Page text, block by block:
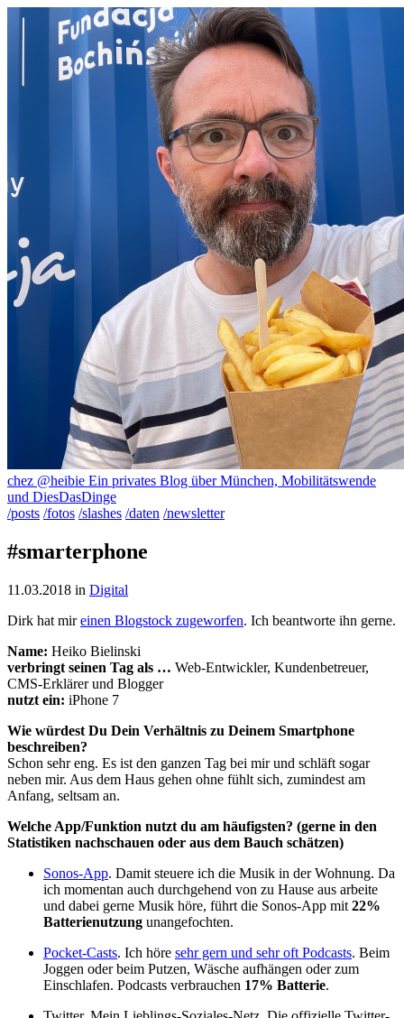
chez @heibie Ein privates Blog über München, Mobilitätswende
und DiesDasDinge
/posts /fotos /slashes /daten /newsletter
#smarterphone
11.03.2018 in Digital
Dirk hat mireinen Blogstock zugeworfen. Ich beantworte ihn gerne.
Name: Heiko Bielinski
verbringt seinen Tag als … Web-Entwickler, Kundenbetreuer,
CMS-Erklärer und Blogger
nutzt ein: iPhone 7
Wie würdest Du Dein Verhältnis zu Deinem Smartphone
beschreiben?
Schon sehr eng. Es ist den ganzen Tag bei mir und schläft sogar
neben mir. Aus dem Haus gehen ohne fühlt sich, zumindest am
Anfang, seltsam an.
Welche App/Funktion nutzt du am häufigsten? (gerne in den
Statistiken nachschauen oder aus dem Bauch schätzen)
Sonos-App. Damit steuere ich die Musik in der Wohnung. Da
ich momentan auch durchgehend von zu Hause aus arbeite
und dabei gerne Musik höre, führt die Sonos-App mit 22%
Batterienutzung unangefochten.
Pocket-Casts. Ich höre sehr gern und sehr oft Podcasts. Beim
Joggen oder beim Putzen, Wäsche aufhängen oder zum
Einschlafen. Podcasts verbrauchen 17% Batterie.